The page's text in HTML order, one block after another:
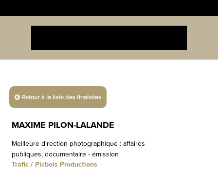
Retour à la liste des finalistes
MAXIME PILON-LALANDE
Meilleure direction photographique : affaires
publiques, documentaire - émission
Trafic / Picbois Productions